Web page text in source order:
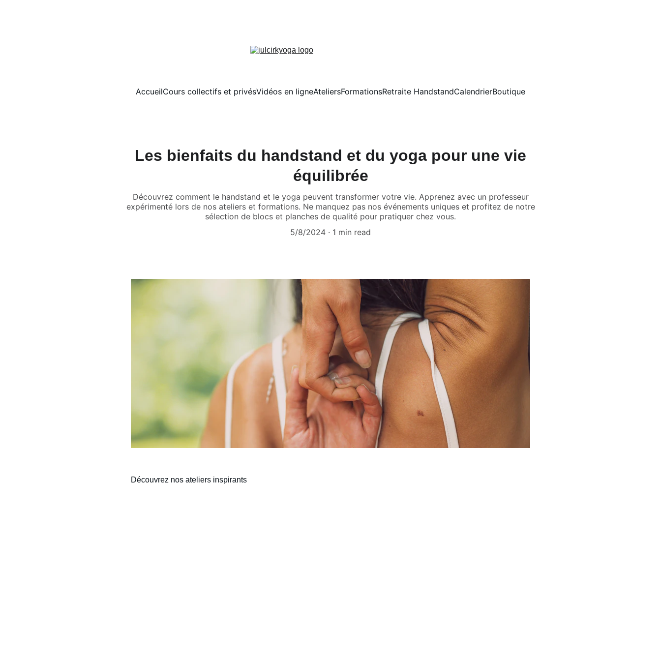
AccueilCours collectifs et privésVidéos en ligneAteliersFormationsRetraite HandstandCalendrierBoutique
Les bienfaits du handstand et du yoga pour une vie
équilibrée
Découvrez comment le handstand et le yoga peuvent transformer votre vie. Apprenez avec un professeur
expérimenté lors de nos ateliers et formations. Ne manquez pas nos événements uniques et profitez de notre
sélection de blocs et planches de qualité pour pratiquer chez vous.
5/8/2024
1 min read
Découvrez nos ateliers inspirants